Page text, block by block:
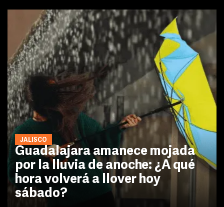
JALISCO
Guadalajara amanece mojada
por la lluvia de anoche: ¿A qué
hora volverá a llover hoy
sábado?